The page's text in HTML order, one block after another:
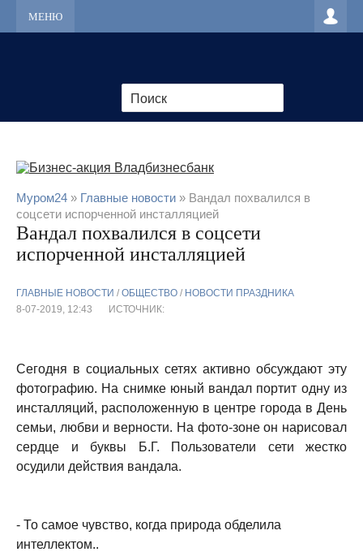
МЕНЮ
Муром24 » Главные новости » Вандал похвалился в
соцсети испорченной инсталляцией
Вандал похвалился в соцсети
испорченной инсталляцией
ГЛАВНЫЕ НОВОСТИ / ОБЩЕСТВО / НОВОСТИ ПРАЗДНИКА
8-07-2019, 12:43
ИСТОЧНИК:
Сегодня в социальных сетях активно обсуждают эту
фотографию. На снимке юный вандал портит одну из
инсталляций, расположенную в центре города в День
семьи, любви и верности. На фото-зоне он нарисовал
сердце и буквы Б.Г. Пользователи сети жестко
осудили действия вандала.
- То самое чувство, когда природа обделила
интеллектом..